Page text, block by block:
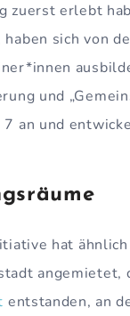
zuerst erlebt
sich von
und
7 an und
hat
entstanden, an